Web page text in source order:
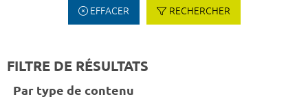
EFFACER RECHERCHER
FILTRE DE RÉSULTATS
Par type de contenu